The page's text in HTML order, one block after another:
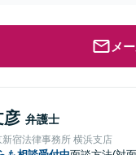
メ
彦 弁護士
宿法律事務所 横浜支店